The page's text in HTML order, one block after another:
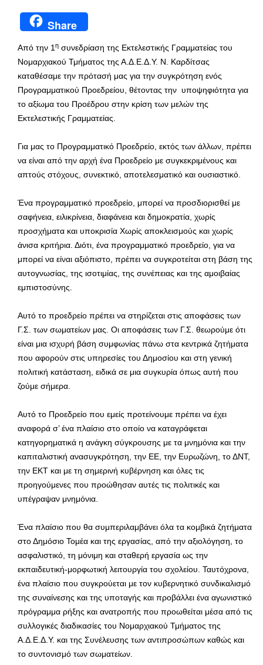
Share
Από την 1η συνεδρίαση της Εκτελεστικής Γραμματείας του
Νομαρχιακού Τμήματος της Α.Δ.Ε.Δ.Υ. Ν. Καρδίτσας
καταθέσαμε την πρότασή μας για την συγκρότηση ενός
Προγραμματικού Προεδρείου, θέτοντας την υποψηφιότητα για
το αξίωμα του Προέδρου στην κρίση των μελών της
Εκτελεστικής Γραμματείας.
Για μας το Προγραμματικό Προεδρείο, εκτός των άλλων, πρέπει
να είναι από την αρχή ένα Προεδρείο με συγκεκριμένους και
απτούς στόχους, συνεκτικό, αποτελεσματικό και ουσιαστικό.
Ένα προγραμματικό προεδρείο, μπορεί να προσδιορισθεί με
σαφήνεια, ειλικρίνεια, διαφάνεια και δημοκρατία, χωρίς
προσχήματα και υποκρισία Χωρίς αποκλεισμούς και χωρίς
άνισα κριτήρια. Διότι, ένα προγραμματικό προεδρείο, για να
μπορεί να είναι αξιόπιστο, πρέπει να συγκροτείται στη βάση της
αυτογνωσίας, της ισοτιμίας, της συνέπειας και της αμοιβαίας
εμπιστοσύνης.
Αυτό το προεδρείο πρέπει να στηρίζεται στις αποφάσεις των
Γ.Σ. των σωματείων μας. Οι αποφάσεις των Γ.Σ. θεωρούμε ότι
είναι μια ισχυρή βάση συμφωνίας πάνω στα κεντρικά ζητήματα
που αφορούν στις υπηρεσίες του Δημοσίου και στη γενική
πολιτική κατάσταση, ειδικά σε μια συγκυρία όπως αυτή που
ζούμε σήμερα.
Αυτό το Προεδρείο που εμείς προτείνουμε πρέπει να έχει
αναφορά σ’ ένα πλαίσιο στο οποίο να καταγράφεται
κατηγορηματικά η ανάγκη σύγκρουσης με τα μνημόνια και την
καπιταλιστική ανασυγκρότηση, την ΕΕ, την Ευρωζώνη, το ΔΝΤ,
την ΕΚΤ και με τη σημερινή κυβέρνηση και όλες τις
προηγούμενες που προώθησαν αυτές τις πολιτικές και
υπέγραψαν μνημόνια.
Ένα πλαίσιο που θα συμπεριλαμβάνει όλα τα κομβικά ζητήματα
στο Δημόσιο Τομέα και της εργασίας, από την αξιολόγηση, το
ασφαλιστικό, τη μόνιμη και σταθερή εργασία ως την
εκπαιδευτική-μορφωτική λειτουργία του σχολείου. Ταυτόχρονα,
ένα πλαίσιο που συγκρούεται με τον κυβερνητικό συνδικαλισμό
της συναίνεσης και της υποταγής και προβάλλει ένα αγωνιστικό
πρόγραμμα ρήξης και ανατροπής που προωθείται μέσα από τις
συλλογικές διαδικασίες του Νομαρχιακού Τμήματος της
Α.Δ.Ε.Δ.Υ. και της Συνέλευσης των αντιπροσώπων καθώς και
το συντονισμό των σωματείων.